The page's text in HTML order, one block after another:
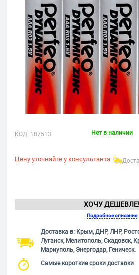
КОД: 187513 Нет в наличии
Цену уточняйте у консультанта
ХОЧУ ДЕШЕВЛЕ!
Подробное описание
Доставка в: Крым, ДНР, ЛНР,
Луганск, Мелитополь, Скадовск,
Мариуполь, Энергодар, Геническ.
Самые короткие сроки доставки